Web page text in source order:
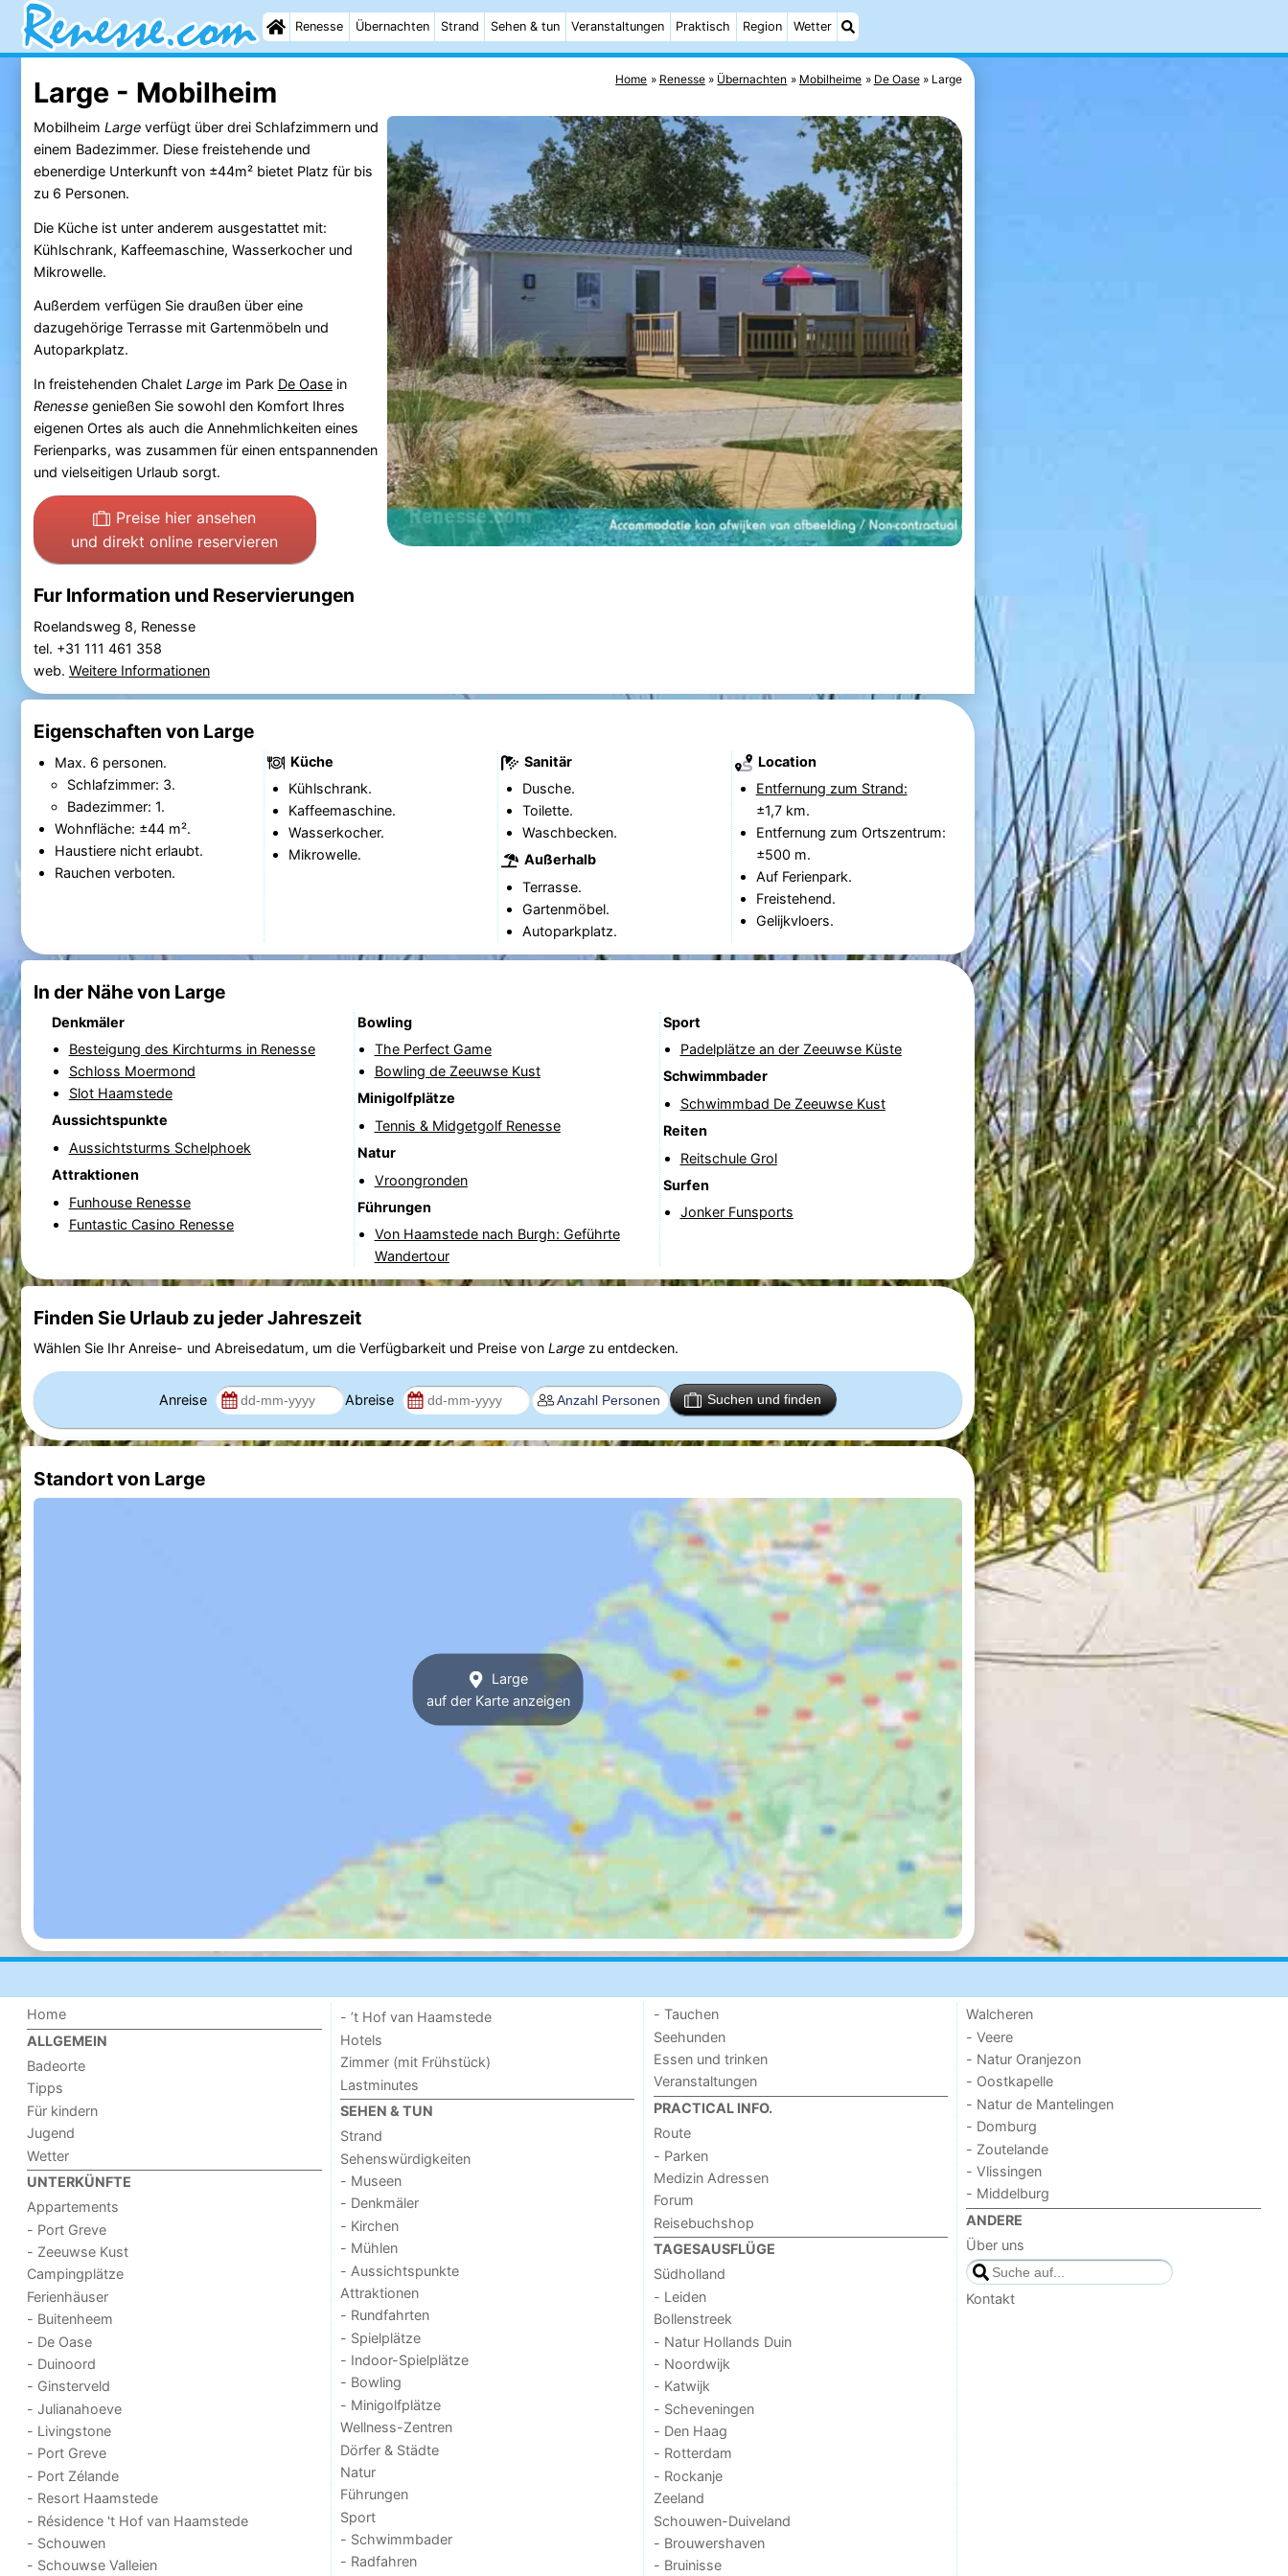
Renesse Übernachten Strand Sehen & tun Veranstaltungen Praktisch Region Wetter
Home Renesse Übernachten Mobilheime De Oase Large
Large - Mobilheim
Mobilheim Largeverfügt über drei Schlafzimmern und
einem Badezimmer. Diese freistehende und
ebenerdige Unterkunft von ±44m² bietet Platz für bis
zu 6 Personen.
Die Küche ist unter anderem ausgestattet mit:
Kühlschrank, Kaffeemaschine, Wasserkocher und
Mikrowelle.
Außerdem verfügen Sie draußen über eine
dazugehörige Terrasse mit Gartenmöbeln und
Autoparkplatz.
In freistehenden Chalet Largeim Park De Oasein
Renessegenießen Sie sowohl den Komfort Ihres
eigenen Ortes als auch die Annehmlichkeiten eines
Ferienparks, was zusammen für einen entspannenden
und vielseitigen Urlaub sorgt.
Preise hier ansehen
und direkt online reservieren
Fur Information und Reservierungen
Roelandsweg 8, Renesse
tel. +31 111 461 358
web. Weitere Informationen
Eigenschaften von Large
Max. 6 personen.
Schlafzimmer: 3.
Badezimmer: 1.
Wohnfläche: ±44 m².
Haustiere nicht erlaubt.
Rauchen verboten.
Küche
Kühlschrank.
Kaffeemaschine.
Wasserkocher.
Mikrowelle.
Sanitär
Dusche.
Toilette.
Waschbecken.
Außerhalb
Terrasse.
Gartenmöbel.
Autoparkplatz.
Location
Entfernung zum Strand:
±1,7 km.
Entfernung zum Ortszentrum:
±500 m.
Auf Ferienpark.
Freistehend.
Gelijkvloers.
In der Nähe von Large
Denkmäler
Besteigung des Kirchturms in Renesse
Schloss Moermond
Slot Haamstede
Aussichtspunkte
Aussichtsturms Schelphoek
Attraktionen
Funhouse Renesse
Funtastic Casino Renesse
Bowling
The Perfect Game
Bowling de Zeeuwse Kust
Minigolfplätze
Tennis & Midgetgolf Renesse
Natur
Vroongronden
Führungen
Von Haamstede nach Burgh: Geführte
Wandertour
Sport
Padelplätze an der Zeeuwse Küste
Schwimmbader
Schwimmbad De Zeeuwse Kust
Reiten
Reitschule Grol
Surfen
Jonker Funsports
Finden Sie Urlaub zu jeder Jahreszeit
Wählen Sie Ihr Anreise- und Abreisedatum, um die Verfügbarkeit und Preise von Largezu entdecken.
Anreise Abreise Suchen und finden
Standort von Large
Large
auf der Karte anzeigen
Home
ALLGEMEIN
Badeorte
Tipps
Für kindern
Jugend
Wetter
UNTERKÜNFTE
Appartements
- Port Greve
- Zeeuwse Kust
Campingplätze
Ferienhäuser
- Buitenheem
- De Oase
- Duinoord
- Ginsterveld
- Julianahoeve
- Livingstone
- Port Greve
- Port Zélande
- Resort Haamstede
- Résidence 't Hof van Haamstede
- Schouwen
- Schouwse Valleien
- ’t Hof van Haamstede
Hotels
Zimmer (mit Frühstück)
Lastminutes
SEHEN & TUN
Strand
Sehenswürdigkeiten
- Museen
- Denkmäler
- Kirchen
- Mühlen
- Aussichtspunkte
Attraktionen
- Rundfahrten
- Spielplätze
- Indoor-Spielplätze
- Bowling
- Minigolfplätze
Wellness-Zentren
Dörfer & Städte
Natur
Führungen
Sport
- Schwimmbader
- Radfahren
- Tauchen
Seehunden
Essen und trinken
Veranstaltungen
PRACTICAL INFO.
Route
- Parken
Medizin Adressen
Forum
Reisebuchshop
TAGESAUSFLÜGE
Südholland
- Leiden
Bollenstreek
- Natur Hollands Duin
- Noordwijk
- Katwijk
- Scheveningen
- Den Haag
- Rotterdam
- Rockanje
Zeeland
Schouwen-Duiveland
- Brouwershaven
- Bruinisse
Walcheren
- Veere
- Natur Oranjezon
- Oostkapelle
- Natur de Mantelingen
- Domburg
- Zoutelande
- Vlissingen
- Middelburg
ANDERE
Über uns
Kontakt